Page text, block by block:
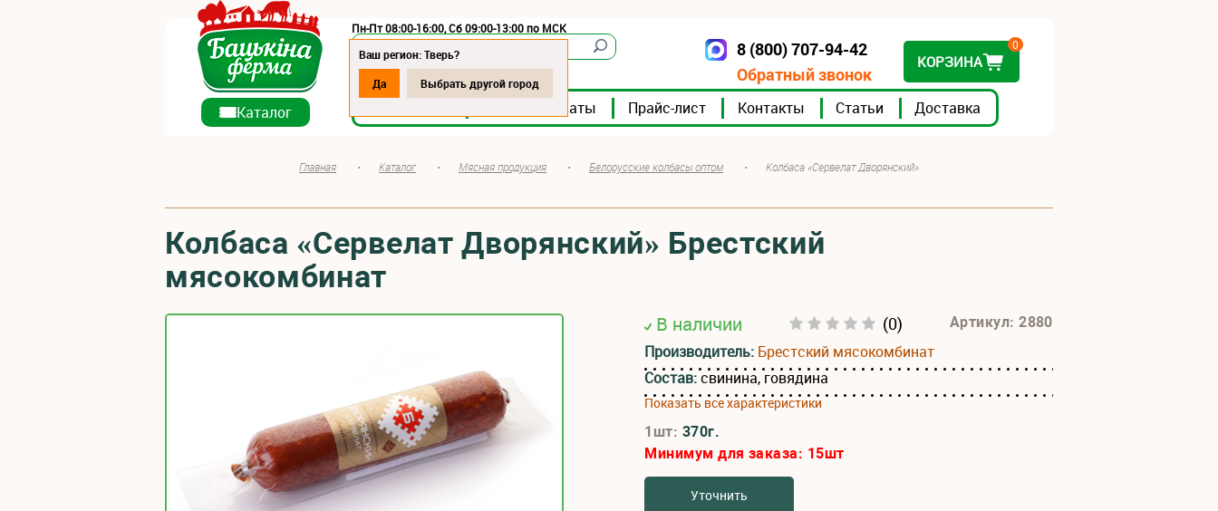
Пн-Пт 08:00-16:00, Сб 09:00-13:00 по МСК
Мясокомбинаты Прайс-лист Контакты Статьи Доставка
8 (800) 707-94-42
Обратный звонок
КОРЗИНА
0
Ваш регион: Тверь?
Да
Выбрать другой город
Каталог
Главная • Каталог • Мясная продукция • Белорусские колбасы оптом • Колбаса «Сервелат Дворянский»
Колбаса «Сервелат Дворянский» Брестский
мясокомбинат
В наличии (0) Артикул: 2880
Производитель: Брестский мясокомбинат
Состав:свинина, говядина
Показать все характеристики
1шт: 370г.
Минимум для заказа: 15шт
Уточнить